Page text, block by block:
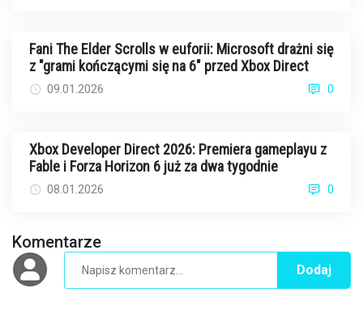
Fani The Elder Scrolls w euforii: Microsoft drażni się
z "grami kończącymi się na 6" przed Xbox Direct
09.01.2026 0
Xbox Developer Direct 2026: Premiera gameplayu z
Fable i Forza Horizon 6 już za dwa tygodnie
08.01.2026 0
Komentarze
Dodaj